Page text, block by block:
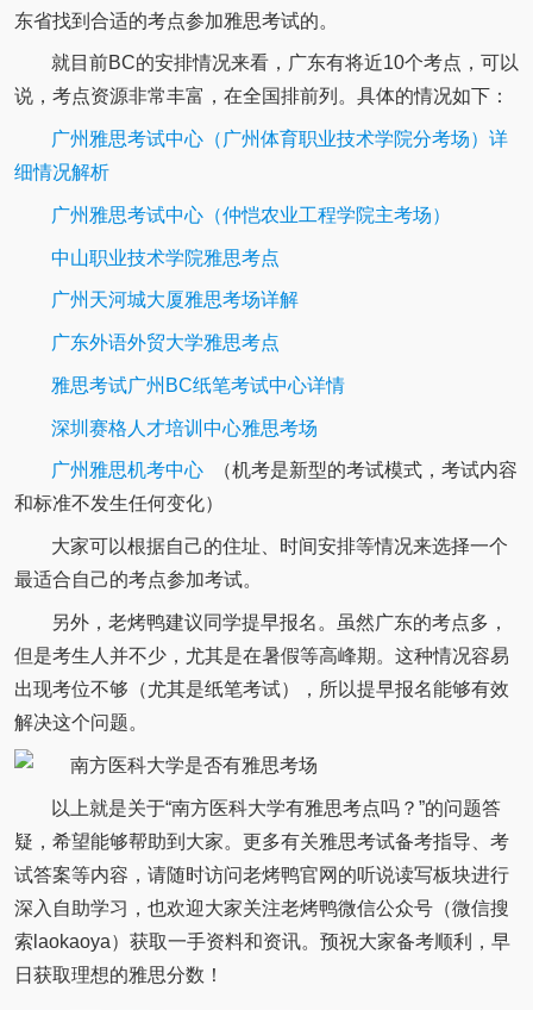
东省找到合适的考点参加雅思考试的。
就目前BC的安排情况来看，广东有将近10个考点，可以
说，考点资源非常丰富，在全国排前列。具体的情况如下：
广州雅思考试中心（广州体育职业技术学院分考场）详
细情况解析
广州雅思考试中心（仲恺农业工程学院主考场）
中山职业技术学院雅思考点
广州天河城大厦雅思考场详解
广东外语外贸大学雅思考点
雅思考试广州BC纸笔考试中心详情
深圳赛格人才培训中心雅思考场
广州雅思机考中心（机考是新型的考试模式，考试内容
和标准不发生任何变化）
大家可以根据自己的住址、时间安排等情况来选择一个
最适合自己的考点参加考试。
另外，老烤鸭建议同学提早报名。虽然广东的考点多，
但是考生人并不少，尤其是在暑假等高峰期。这种情况容易
出现考位不够（尤其是纸笔考试），所以提早报名能够有效
解决这个问题。
以上就是关于“南方医科大学有雅思考点吗？”的问题答
疑，希望能够帮助到大家。更多有关雅思考试备考指导、考
试答案等内容，请随时访问老烤鸭官网的听说读写板块进行
深入自助学习，也欢迎大家关注老烤鸭微信公众号（微信搜
索laokaoya）获取一手资料和资讯。预祝大家备考顺利，早
日获取理想的雅思分数！